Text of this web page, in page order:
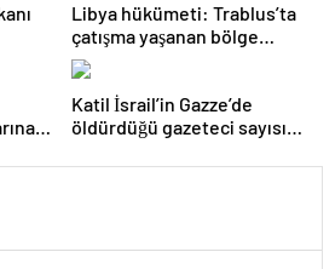
Libya hükümeti: Trablus’ta
çatışma yaşanan bölge
kontrol altında
Katil İsrail’in Gazze’de
öldürdüğü gazeteci sayısı